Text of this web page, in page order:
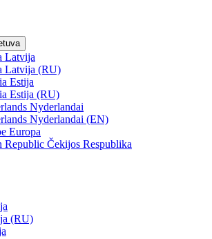
Latvija
Latvija (RU)
Estija
Estija (RU)
Nyderlandai
Nyderlandai (EN)
Europa
Čekijos Respublika
(RU)